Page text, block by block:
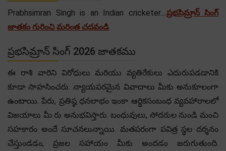
Prabhsimran Singh is an Indian cricketer....ప్రభసిమ్రాన్ సింగ్
జాతకం గురించి మరింత చదవండి
ప్రభసిమ్రాన్ సింగ్ 2026 జాతకము
ఈ రాశి వారిని విరోధులు మరియు వ్యతిరేకులు ఎదురుపడడానికి
కూడా సాహసించరు. న్యాయపరమైన వివాదాలు మీకు అనుకూలంగా
ఉంటాయి. పేరు, ప్రతిష్ఠ ధనలాభం ఇంకా ఆర్థికసంబంధ వ్యవహారాలలో
విజయాలు మీ రు అనుభవిస్తారు. బంధువులు, సోదరుల నుండి మంచి
సహకారం అందే సూచనలున్నాయి. మతపరంగా పవిత్ర స్థల దర్శనం
చేస్తుండడం, ప్రజల సహాయం మీకు అందడం జరుగుతుంది.